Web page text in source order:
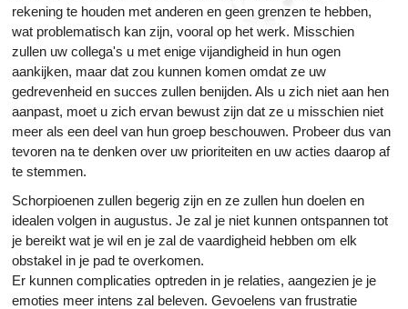
rekening te houden met anderen en geen grenzen te hebben,
wat problematisch kan zijn, vooral op het werk. Misschien
zullen uw collega's u met enige vijandigheid in hun ogen
aankijken, maar dat zou kunnen komen omdat ze uw
gedrevenheid en succes zullen benijden. Als u zich niet aan hen
aanpast, moet u zich ervan bewust zijn dat ze u misschien niet
meer als een deel van hun groep beschouwen. Probeer dus van
tevoren na te denken over uw prioriteiten en uw acties daarop af
te stemmen.
Schorpioenen zullen begerig zijn en ze zullen hun doelen en
idealen volgen in augustus. Je zal je niet kunnen ontspannen tot
je bereikt wat je wil en je zal de vaardigheid hebben om elk
obstakel in je pad te overkomen.
Er kunnen complicaties optreden in je relaties, aangezien je je
emoties meer intens zal beleven. Gevoelens van frustratie